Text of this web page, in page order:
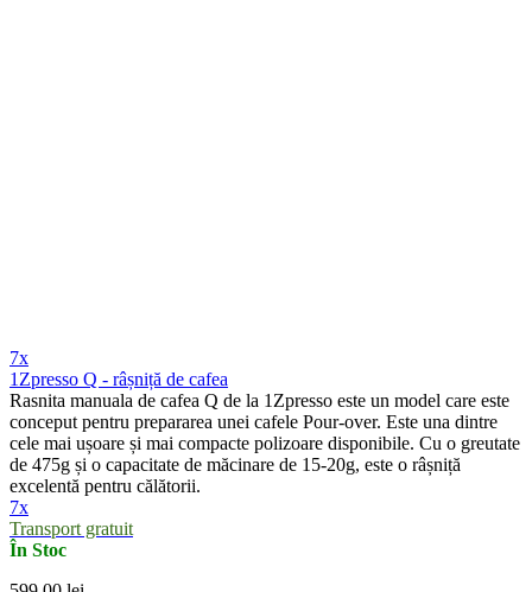
7x
1Zpresso Q - râșniță de cafea
Rasnita manuala de cafea Q de la 1Zpresso este un model care este
conceput pentru prepararea unei cafele Pour-over. Este una dintre
cele mai ușoare și mai compacte polizoare disponibile. Cu o greutate
de 475g și o capacitate de măcinare de 15-20g, este o râșniță
excelentă pentru călătorii.
7x
Transport gratuit
În Stoc